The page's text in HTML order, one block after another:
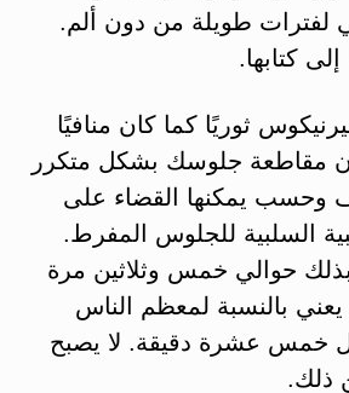
لفترات طويلة من دون ألم.
كتابها.
ثوريًا كما كان منافيًا
مقاطعة جلوسك بشكل متكرر
وحسب يمكنها القضاء على
السلبية للجلوس المفرط.
بذلك حوالي خمس وثلاثين مرة
يعني بالنسبة لمعظم الناس
خمس عشرة دقيقة. لا يصبح
ذلك.